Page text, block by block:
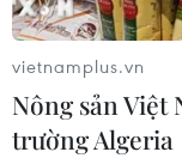
vietnamplus.vn
Nông sản Việt
trường Algeria